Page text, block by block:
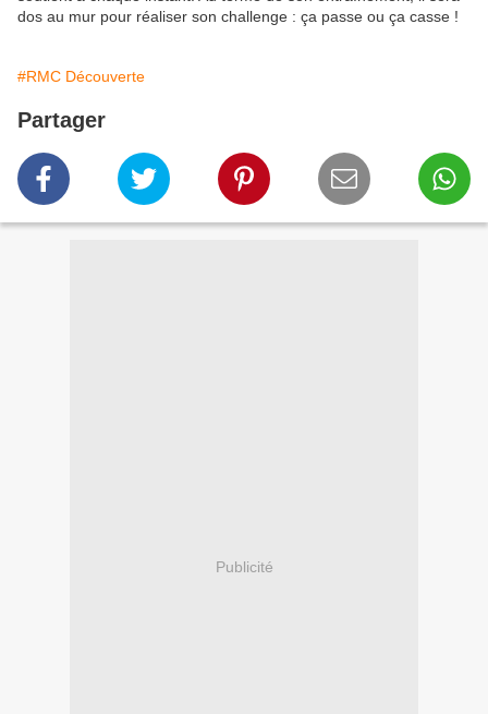
dos au mur pour réaliser son challenge : ça passe ou ça casse !
#RMC Découverte
Partager
Publicité